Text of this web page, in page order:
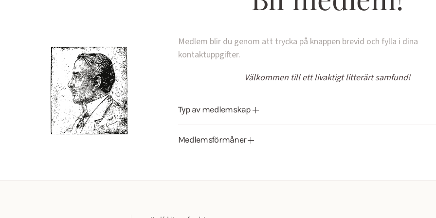
Medlem blir du genom att trycka på knappen brevid och fylla i dina
kontaktuppgifter.
Välkommen till ett livaktigt litterärt samfund!
Typ av medlemskap
Medlemsförmåner